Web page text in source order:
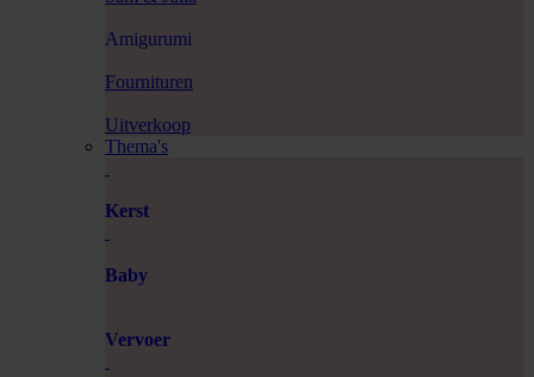
Amigurumi
Fournituren
Uitverkoop
Thema's
Kerst
Baby
Vervoer